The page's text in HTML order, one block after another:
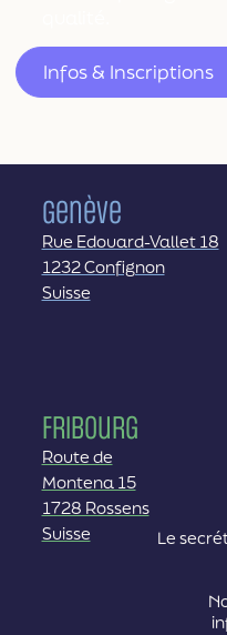
Infos & Inscriptions
Genève
Rue Edouard-Vallet 18
1232 Confignon
Suisse
Fribourg
Route de
Montena 15
1728 Rossens
Suisse
Le